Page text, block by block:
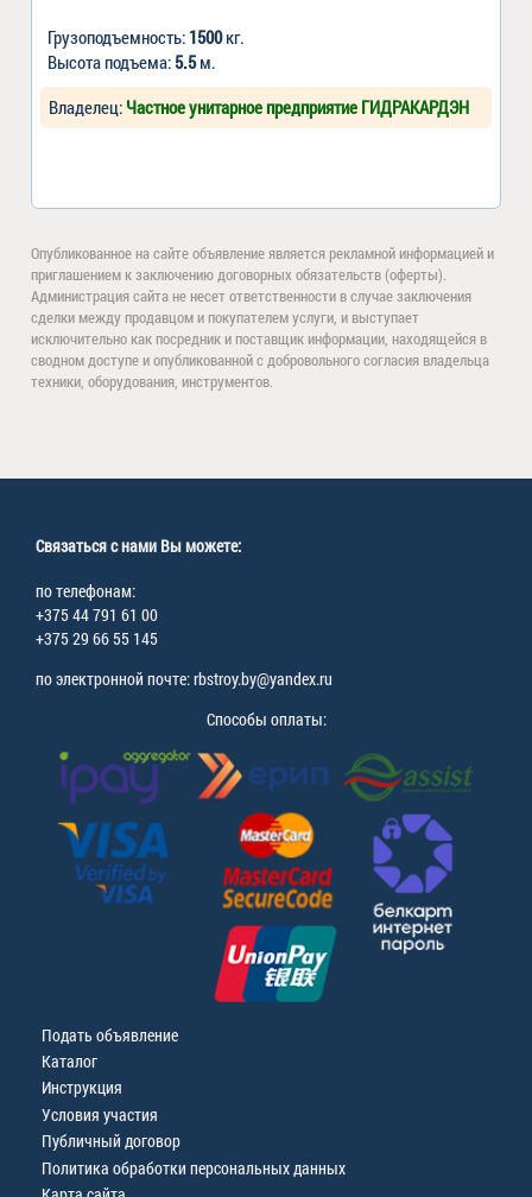
Грузоподъемность: 1500кг.
Высота подъема: 5.5м.
Владелец: Частное унитарное предприятие ГИДРАКАРДЭН
Опубликованное на сайте объявление является рекламной информацией и
приглашением к заключению договорных обязательств (оферты).
Администрация сайта не несет ответственности в случае заключения
сделки между продавцом и покупателем услуги, и выступает
исключительно как посредник и поставщик информации, находящейся в
сводном доступе и опубликованной с добровольного согласия владельца
техники, оборудования, инструментов.
Связаться с нами Вы можете:
по телефонам:
+375 44 791 61 00
+375 29 66 55 145
по электронной почте: rbstroy.by@yandex.ru
Способы оплаты:
Подать объявление
Каталог
Инструкция
Условия участия
Публичный договор
Политика обработки персональных данных